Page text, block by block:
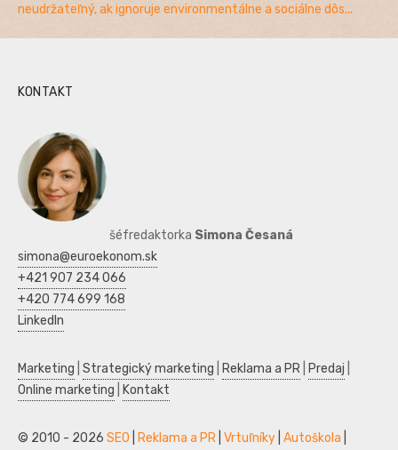
neudržateľný, ak ignoruje environmentálne a sociálne dôs...
KONTAKT
šéfredaktorka Simona Česaná
simona@euroekonom.sk
+421 907 234 066
+420 774 699 168
LinkedIn
Marketing Strategický marketing Reklama a PR Predaj
Online marketing
Kontakt
© 2010 - 2026 SEO Reklama a PR Vrtuľníky Autoškola